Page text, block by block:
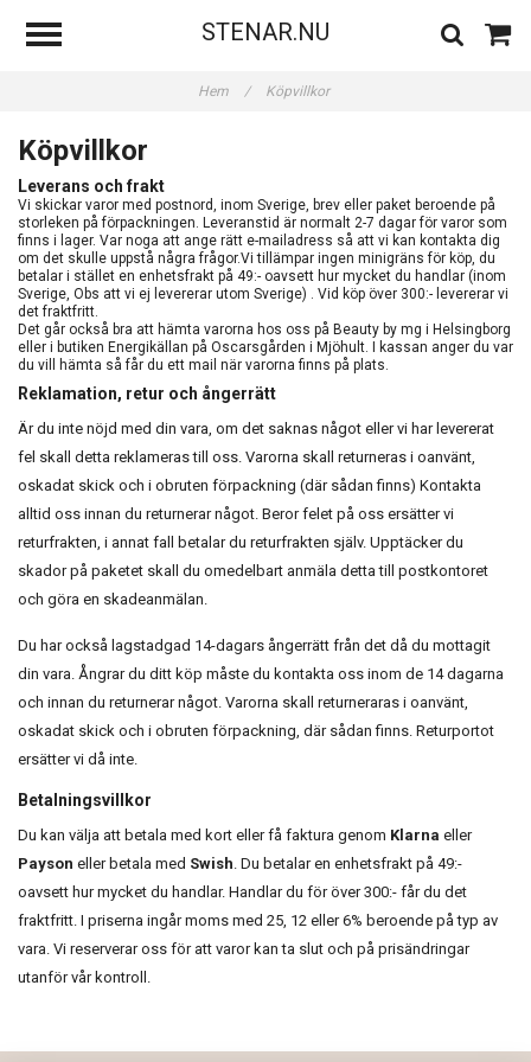
STENAR.NU
Hem / Köpvillkor
Köpvillkor
Leverans och frakt
Vi skickar varor med postnord, inom Sverige, brev eller paket beroende på
storleken på förpackningen. Leveranstid är normalt 2-7 dagar för varor som
finns i lager. Var noga att ange rätt e-mailadress så att vi kan kontakta dig
om det skulle uppstå några frågor.Vi tillämpar ingen minigräns för köp, du
betalar i stället en enhetsfrakt på 49:- oavsett hur mycket du handlar (inom
Sverige, Obs att vi ej levererar utom Sverige) . Vid köp över 300:- levererar vi
det fraktfritt.
Det går också bra att hämta varorna hos oss på Beauty by mg i Helsingborg
eller i butiken Energikällan på Oscarsgården i Mjöhult. I kassan anger du var
du vill hämta så får du ett mail när varorna finns på plats.
Reklamation, retur och ångerrätt
Är du inte nöjd med din vara, om det saknas något eller vi har levererat
fel skall detta reklameras till oss. Varorna skall returneras i oanvänt,
oskadat skick och i obruten förpackning (där sådan finns) Kontakta
alltid oss innan du returnerar något. Beror felet på oss ersätter vi
returfrakten, i annat fall betalar du returfrakten själv. Upptäcker du
skador på paketet skall du omedelbart anmäla detta till postkontoret
och göra en skadeanmälan.
Du har också lagstadgad 14-dagars ångerrätt från det då du mottagit
din vara. Ångrar du ditt köp måste du kontakta oss inom de 14 dagarna
och innan du returnerar något. Varorna skall returneraras i oanvänt,
oskadat skick och i obruten förpackning, där sådan finns. Returportot
ersätter vi då inte.
Betalningsvillkor
Du kan välja att betala med kort eller få faktura genom Klarna eller
Payson eller betala med Swish. Du betalar en enhetsfrakt på 49:-
oavsett hur mycket du handlar. Handlar du för över 300:- får du det
fraktfritt. I priserna ingår moms med 25, 12 eller 6% beroende på typ av
vara. Vi reserverar oss för att varor kan ta slut och på prisändringar
utanför vår kontroll.